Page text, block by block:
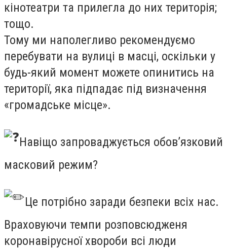
кінотеатри та прилегла до них територія;
тощо.
Тому ми наполегливо рекомендуємо
перебувати на вулиці в масці, оскільки у
будь-який момент можете опинитись на
території, яка підпадає під визначення
«громадське місце».
Навіщо запроваджується обов’язковий
масковий режим?
Це потрібно заради безпеки всіх нас.
Враховуючи темпи розповсюдженя
коронавірусної хвороби всі люди